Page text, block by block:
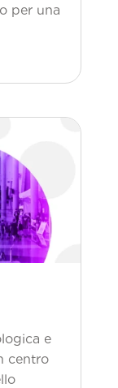
per una
e
centro